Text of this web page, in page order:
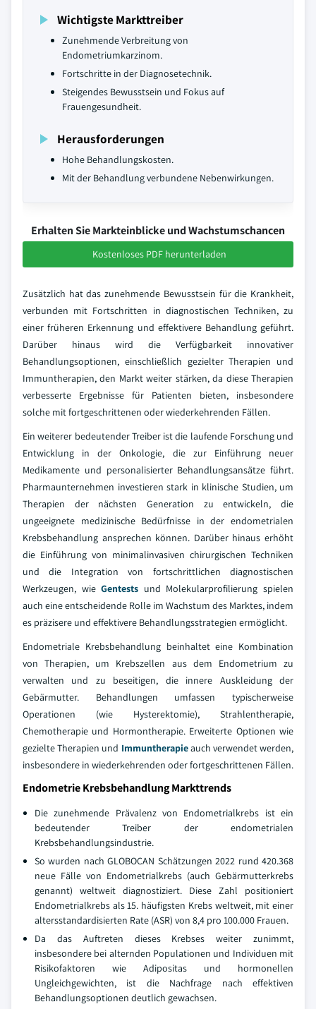
Wichtigste Markttreiber
Zunehmende Verbreitung von
Endometriumkarzinom.
Fortschritte in der Diagnosetechnik.
Steigendes Bewusstsein und Fokus auf
Frauengesundheit.
Herausforderungen
Hohe Behandlungskosten.
Mit der Behandlung verbundene Nebenwirkungen.
Erhalten Sie Markteinblicke und Wachstumschancen
Kostenloses PDF herunterladen
Zusätzlich hat das zunehmende Bewusstsein für die Krankheit,
verbunden mit Fortschritten in diagnostischen Techniken, zu
einer früheren Erkennung und effektivere Behandlung geführt.
Darüber hinaus wird die Verfügbarkeit innovativer
Behandlungsoptionen, einschließlich gezielter Therapien und
Immuntherapien, den Markt weiter stärken, da diese Therapien
verbesserte Ergebnisse für Patienten bieten, insbesondere
solche mit fortgeschrittenen oder wiederkehrenden Fällen.
Ein weiterer bedeutender Treiber ist die laufende Forschung und
Entwicklung in der Onkologie, die zur Einführung neuer
Medikamente und personalisierter Behandlungsansätze führt.
Pharmaunternehmen investieren stark in klinische Studien, um
Therapien der nächsten Generation zu entwickeln, die
ungeeignete medizinische Bedürfnisse in der endometrialen
Krebsbehandlung ansprechen können. Darüber hinaus erhöht
die Einführung von minimalinvasiven chirurgischen Techniken
und die Integration von fortschrittlichen diagnostischen
Werkzeugen, wieGentests und Molekularprofilierung spielen
auch eine entscheidende Rolle im Wachstum des Marktes, indem
es präzisere und effektivere Behandlungsstrategien ermöglicht.
Endometriale Krebsbehandlung beinhaltet eine Kombination
von Therapien, um Krebszellen aus dem Endometrium zu
verwalten und zu beseitigen, die innere Auskleidung der
Gebärmutter. Behandlungen umfassen typischerweise
Operationen (wie Hysterektomie), Strahlentherapie,
Chemotherapie und Hormontherapie. Erweiterte Optionen wie
gezielte Therapien und Immuntherapieauch verwendet werden,
insbesondere in wiederkehrenden oder fortgeschrittenen Fällen.
Endometrie Krebsbehandlung Markttrends
Die zunehmende Prävalenz von Endometrialkrebs ist ein
bedeutender Treiber der endometrialen
Krebsbehandlungsindustrie.
So wurden nach GLOBOCAN Schätzungen 2022 rund 420.368
neue Fälle von Endometrialkrebs (auch Gebärmutterkrebs
genannt) weltweit diagnostiziert. Diese Zahl positioniert
Endometrialkrebs als 15. häufigsten Krebs weltweit, mit einer
altersstandardisierten Rate (ASR) von 8,4 pro 100.000 Frauen.
Da das Auftreten dieses Krebses weiter zunimmt,
insbesondere bei alternden Populationen und Individuen mit
Risikofaktoren wie Adipositas und hormonellen
Ungleichgewichten, ist die Nachfrage nach effektiven
Behandlungsoptionen deutlich gewachsen.